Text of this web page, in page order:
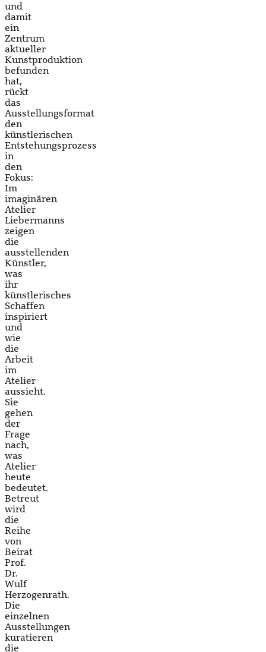
und
damit
ein
Zentrum
aktueller
Kunstproduktion
befunden
hat,
rückt
das
Ausstellungsformat
den
künstlerischen
Entstehungsprozess
in
den
Fokus:
Im
imaginären
Atelier
Liebermanns
zeigen
die
ausstellenden
Künstler,
was
ihr
künstlerisches
Schaffen
inspiriert
und
wie
die
Arbeit
im
Atelier
aussieht.
Sie
gehen
der
Frage
nach,
was
Atelier
heute
bedeutet.
Betreut
wird
die
Reihe
von
Beirat
Prof.
Dr.
Wulf
Herzogenrath.
Die
einzelnen
Ausstellungen
kuratieren
die